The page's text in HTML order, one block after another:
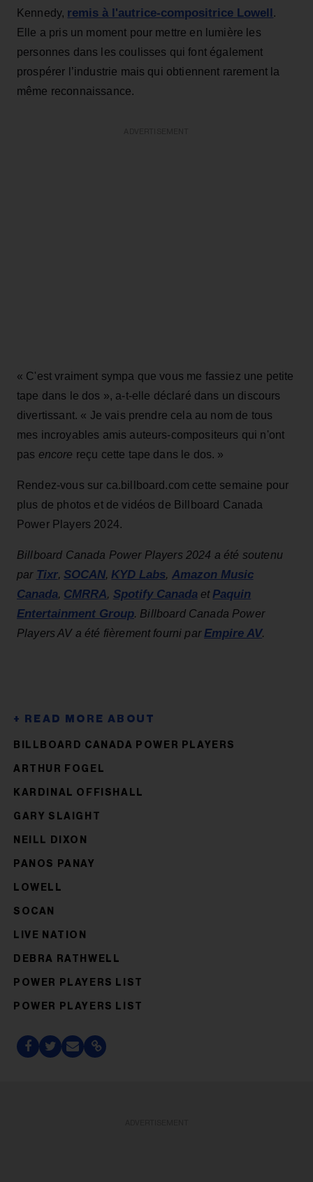
Kennedy, remis à l'autrice-compositrice Lowell.
Elle a pris un moment pour mettre en lumière les
personnes dans les coulisses qui font également
prospérer l’industrie mais qui obtiennent rarement la
même reconnaissance.
« C'est vraiment sympa que vous me fassiez une petite
tape dans le dos », a-t-elle déclaré dans un discours
divertissant. « Je vais prendre cela au nom de tous
mes incroyables amis auteurs-compositeurs qui n'ont
pas encore reçu cette tape dans le dos. »
Rendez-vous sur ca.billboard.com cette semaine pour
plus de photos et de vidéos de Billboard Canada
Power Players 2024.
Billboard Canada Power Players 2024 a été soutenu
par Tixr, SOCAN, KYD Labs, Amazon Music
Canada, CMRRA, Spotify Canadaet Paquin
Entertainment Group. Billboard Canada Power
Players AV a été fièrement fourni par Empire AV.
BILLBOARD CANADA POWER PLAYERS
ARTHUR FOGEL
KARDINAL OFFISHALL
GARY SLAIGHT
NEILL DIXON
PANOS PANAY
LOWELL
SOCAN
LIVE NATION
DEBRA RATHWELL
POWER PLAYERS LIST
POWER PLAYERS LIST